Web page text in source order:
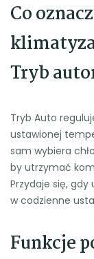
Co
Tryb
Tryb Auto
ustawionej
sam wybiera
by utrzymać
Przydaje się,
w codzienne
Funkcje